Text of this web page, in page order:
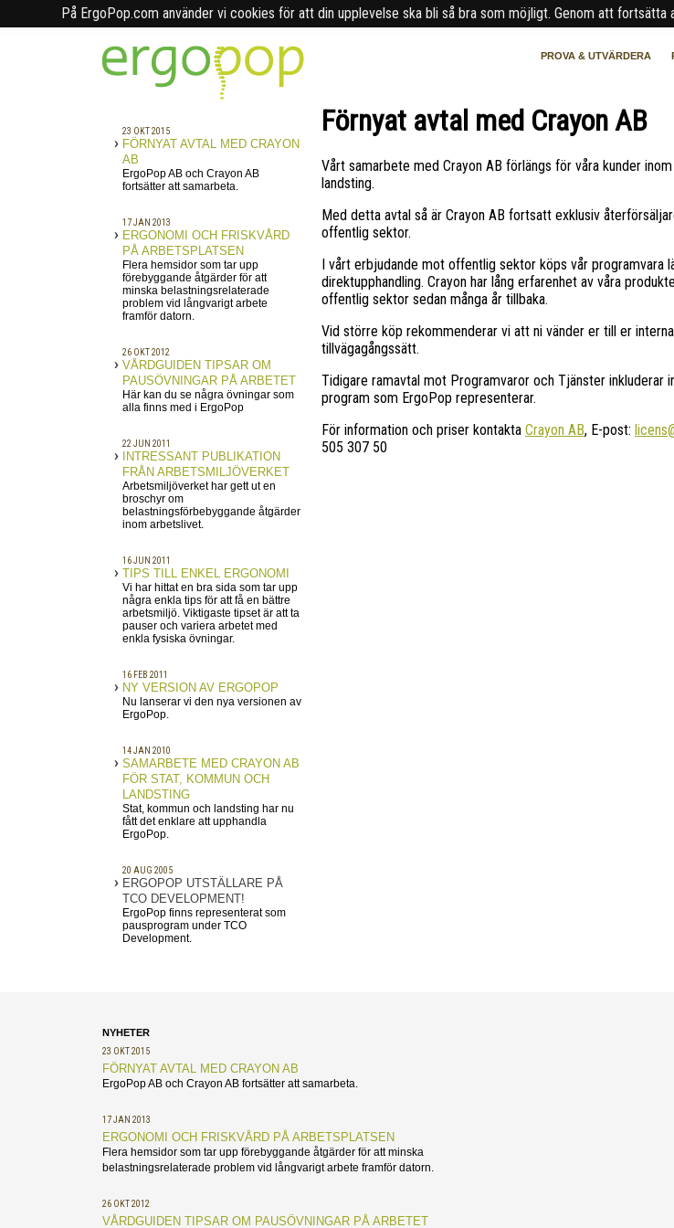
På ErgoPop.com använder vi cookies för att din upplevelse ska bli så bra som möjligt. Genom att
PROVA & UTVÄRDERA
23 OKT 2015
FÖRNYAT AVTAL MED CRAYON
AB
ErgoPop AB och Crayon AB
fortsätter att samarbeta.
17 JAN 2013
ERGONOMI OCH FRISKVÅRD
PÅ ARBETSPLATSEN
Flera hemsidor som tar upp
förebyggande åtgärder för att
minska belastningsrelaterade
problem vid långvarigt arbete
framför datorn.
26 OKT 2012
VÅRDGUIDEN TIPSAR OM
PAUSÖVNINGAR PÅ ARBETET
Här kan du se några övningar som
alla finns med i ErgoPop
22 JUN 2011
INTRESSANT PUBLIKATION
FRÅN ARBETSMILJÖVERKET
Arbetsmiljöverket har gett ut en
broschyr om
belastningsförbebyggande åtgärder
inom arbetslivet.
16 JUN 2011
TIPS TILL ENKEL ERGONOMI
Vi har hittat en bra sida som tar upp
några enkla tips för att få en bättre
arbetsmiljö. Viktigaste tipset är att ta
pauser och variera arbetet med
enkla fysiska övningar.
16 FEB 2011
NY VERSION AV ERGOPOP
Nu lanserar vi den nya versionen av
ErgoPop.
14 JAN 2010
SAMARBETE MED CRAYON AB
FÖR STAT, KOMMUN OCH
LANDSTING
Stat, kommun och landsting har nu
fått det enklare att upphandla
ErgoPop.
20 AUG 2005
ERGOPOP UTSTÄLLARE PÅ
TCO DEVELOPMENT!
ErgoPop finns representerat som
pausprogram under TCO
Development.
Förnyat avtal med Crayon AB
Vårt samarbete med Crayon AB förlängs för våra kunder
landsting.
Med detta avtal så är Crayon AB fortsatt exklusiv
offentlig sektor.
I vårt erbjudande mot offentlig sektor köps vår programvara
direktupphandling. Crayon har lång erfarenhet av våra
offentlig sektor sedan många år tillbaka.
Vid större köp rekommenderar vi att ni vänder er till er
tillvägagångssätt.
Tidigare ramavtal mot Programvaror och Tjänster inkluderar
program som ErgoPop representerar.
För information och priser kontakta Crayon AB, E-post:
505 307 50
NYHETER
23 OKT 2015
FÖRNYAT AVTAL MED CRAYON AB
ErgoPop AB och Crayon AB fortsätter att samarbeta.
17 JAN 2013
ERGONOMI OCH FRISKVÅRD PÅ ARBETSPLATSEN
Flera hemsidor som tar upp förebyggande åtgärder för att minska
belastningsrelaterade problem vid långvarigt arbete framför datorn.
26 OKT 2012
VÅRDGUIDEN TIPSAR OM PAUSÖVNINGAR PÅ ARBETET